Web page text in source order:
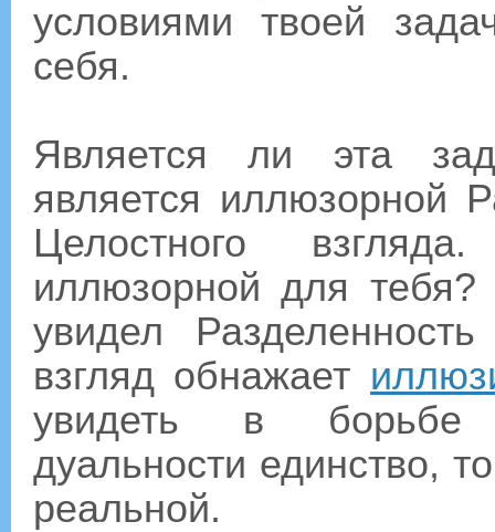
условиями твоей
себя.
Является ли эта
является иллюзорной
Целостного
иллюзорной для
увидел
взгляд обнажает
увидеть в борьбе
дуальности единство,
реальной.